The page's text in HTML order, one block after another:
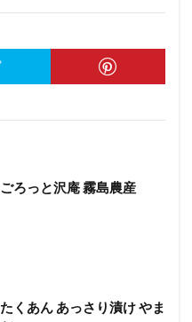
ごろっと沢庵 霧島農産
たくあん あっさり漬け やま